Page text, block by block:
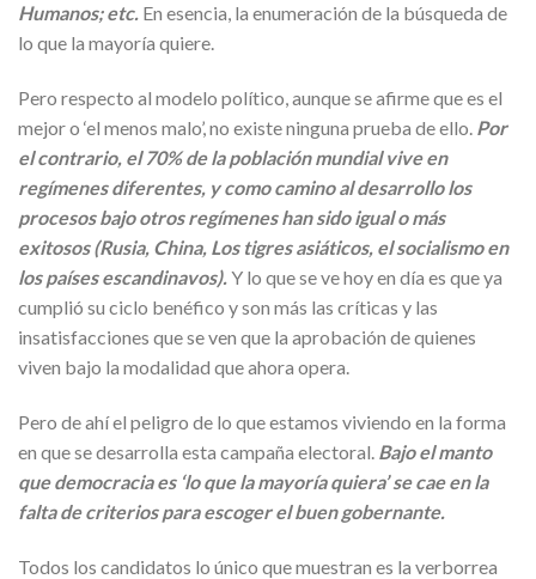
Humanos; etc. En esencia, la enumeración de la búsqueda de
lo que la mayoría quiere.
Pero respecto al modelo político, aunque se afirme que es el
mejor o ‘el menos malo’, no existe ninguna prueba de ello. Por
el contrario, el 70% de la población mundial vive en
regímenes diferentes, y como camino al desarrollo los
procesos bajo otros regímenes han sido igual o más
exitosos (Rusia, China, Los tigres asiáticos, el socialismo en
los países escandinavos).Y lo que se ve hoy en día es que ya
cumplió su ciclo benéfico y son más las críticas y las
insatisfacciones que se ven que la aprobación de quienes
viven bajo la modalidad que ahora opera.
Pero de ahí el peligro de lo que estamos viviendo en la forma
en que se desarrolla esta campaña electoral. Bajo el manto
que democracia es ‘lo que la mayoría quiera’ se cae en la
falta de criterios para escoger el buen gobernante.
Todos los candidatos lo único que muestran es la verborrea